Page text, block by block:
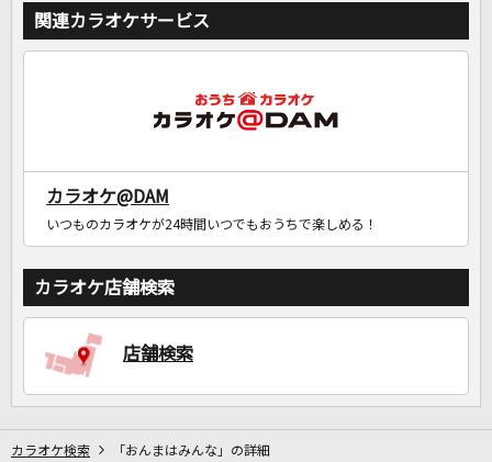
関連カラオケサービス
カラオケ@DAM
いつものカラオケが24時間いつでもおうちで楽しめる！
カラオケ店舗検索
店舗検索
カラオケ検索 「おんまはみんな」の詳細